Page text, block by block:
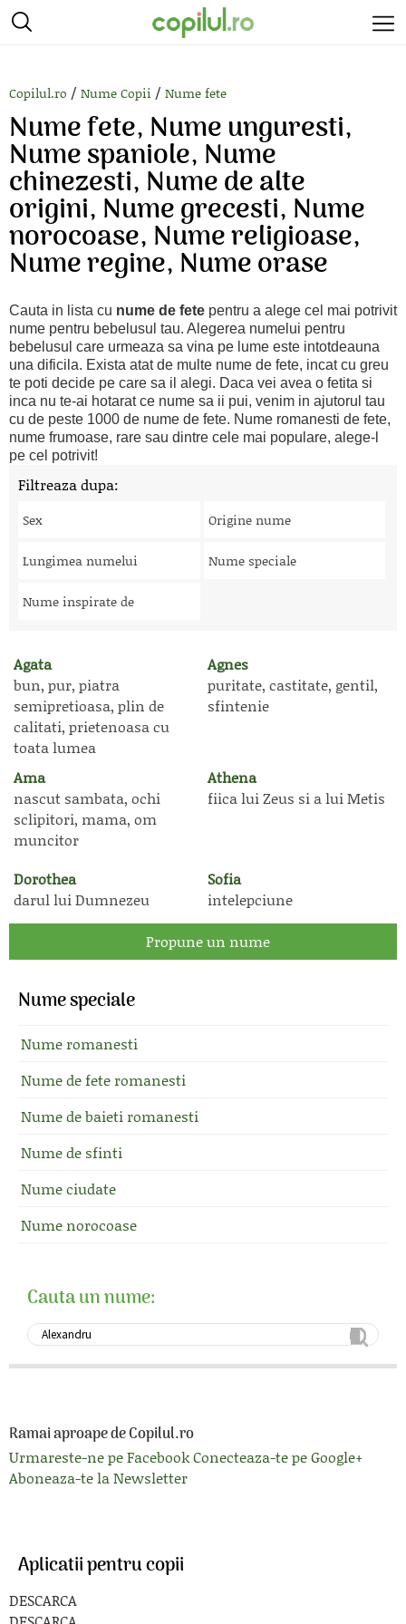
Copilul.ro / Nume Copii / Nume fete
Nume fete, Nume unguresti,
Nume spaniole, Nume
chinezesti, Nume de alte
origini, Nume grecesti, Nume
norocoase, Nume religioase,
Nume regine, Nume orase
Cauta in lista cu nume de fete pentru a alege cel mai potrivit
nume pentru bebelusul tau. Alegerea numelui pentru
bebelusul care urmeaza sa vina pe lume este intotdeauna
una dificila. Exista atat de multe nume de fete, incat cu greu
te poti decide pe care sa il alegi. Daca vei avea o fetita si
inca nu te-ai hotarat ce nume sa ii pui, venim in ajutorul tau
cu de peste 1000 de nume de fete. Nume romanesti de fete,
nume frumoase, rare sau dintre cele mai populare, alege-l
pe cel potrivit!
Filtreaza dupa:
Sex Origine nume
Lungimea numelui Nume speciale
Nume inspirate de
Agata
bun, pur, piatra
semipretioasa, plin de
calitati, prietenoasa cu
toata lumea
Agnes
puritate, castitate, gentil,
sfintenie
Ama
nascut sambata, ochi
sclipitori, mama, om
muncitor
Athena
fiica lui Zeus si a lui Metis
Dorothea
darul lui Dumnezeu
Sofia
intelepciune
Propune un nume
Nume speciale
Nume romanesti
Nume de fete romanesti
Nume de baieti romanesti
Nume de sfinti
Nume ciudate
Nume norocoase
Cauta un nume:
Ramai aproape de Copilul.ro
Urmareste-ne pe FacebookConecteaza-te pe Google+
Aboneaza-te la Newsletter
Aplicatii pentru copii
DESCARCA